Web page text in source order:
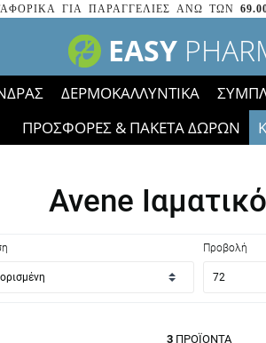
ΓΙΑ ΠΑΡΑΓΓΕΛΙΕΣ ΑΝΩ ΤΩΝ
EASY
ΔΕΡΜΟΚΑΛΛΥΝΤΙΚΑ
ΠΡΟΣΦΟΡΕΣ & ΠΑΚΕΤΑ ΔΩΡΩΝ
τα εικονίδια των εκπτώσεων
Avene
Προβολή
3ΠΡΟΪΌΝΤΑ